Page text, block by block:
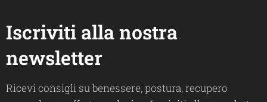
Iscriviti alla nostra
newsletter
Ricevi consigli su benessere, postura, recupero